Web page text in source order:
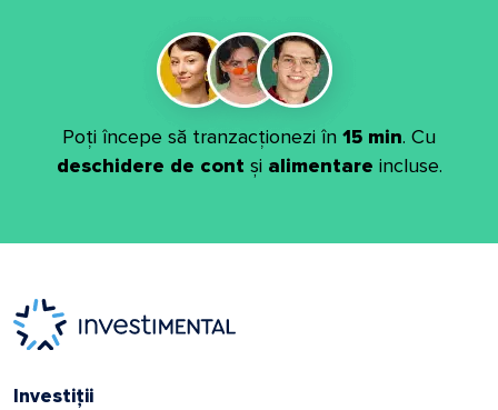
Poți începe să tranzacționezi în 15 min. Cu
deschidere de cont și alimentare incluse.
Investiții